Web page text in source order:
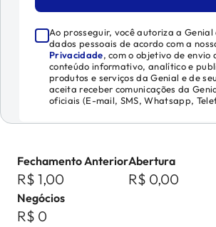
Ao prosseguir, você autoriza a Genial
dados pessoais de acordo com a
Privacidade, com o objetivo de envio
conteúdo informativo, analítico e
produtos e serviços da Genial e de
aceita receber comunicações da
oficiais (E-mail, SMS, Whatsapp,
Fechamento Anterior
R$ 1,00
Abertura
R$ 0,00
Negócios
R$ 0